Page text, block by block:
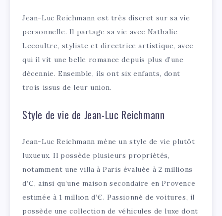
Jean-Luc Reichmann est très discret sur sa vie
personnelle. Il partage sa vie avec Nathalie
Lecoultre, styliste et directrice artistique, avec
qui il vit une belle romance depuis plus d’une
décennie. Ensemble, ils ont six enfants, dont
trois issus de leur union.
Style de vie de Jean-Luc Reichmann
Jean-Luc Reichmann mène un style de vie plutôt
luxueux. Il possède plusieurs propriétés,
notamment une villa à Paris évaluée à 2 millions
d’€, ainsi qu’une maison secondaire en Provence
estimée à 1 million d’€. Passionné de voitures, il
possède une collection de véhicules de luxe dont